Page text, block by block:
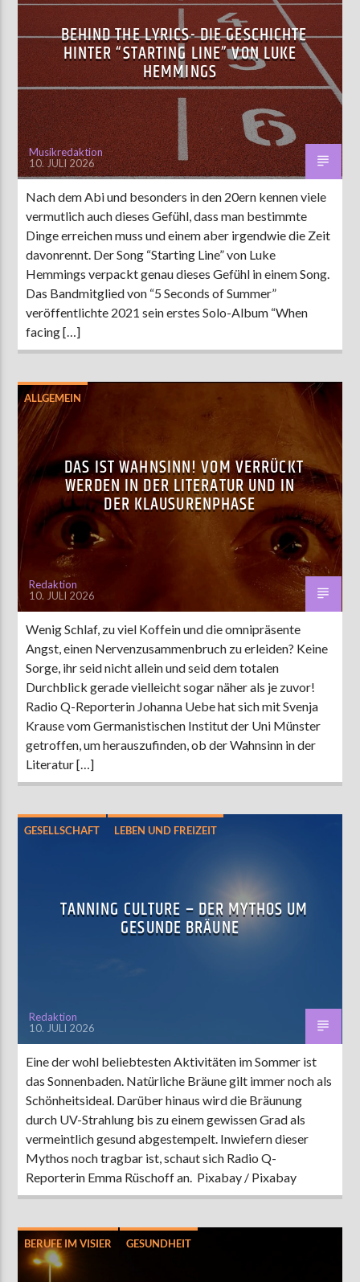
BEHIND THE LYRICS- DIE GESCHICHTE
HINTER “STARTING LINE” VON LUKE
HEMMINGS
Musikredaktion
10. JULI 2026
Nach dem Abi und besonders in den 20ern kennen viele
vermutlich auch dieses Gefühl, dass man bestimmte
Dinge erreichen muss und einem aber irgendwie die Zeit
davonrennt. Der Song “Starting Line” von Luke
Hemmings verpackt genau dieses Gefühl in einem Song.
Das Bandmitglied von “5 Seconds of Summer”
veröffentlichte 2021 sein erstes Solo-Album “When
facing […]
ALLGEMEIN
DAS IST WAHNSINN! VOM VERRÜCKT
WERDEN IN DER LITERATUR UND IN
DER KLAUSURENPHASE
Redaktion
10. JULI 2026
Wenig Schlaf, zu viel Koffein und die omnipräsente
Angst, einen Nervenzusammenbruch zu erleiden? Keine
Sorge, ihr seid nicht allein und seid dem totalen
Durchblick gerade vielleicht sogar näher als je zuvor!
Radio Q-Reporterin Johanna Uebe hat sich mit Svenja
Krause vom Germanistischen Institut der Uni Münster
getroffen, um herauszufinden, ob der Wahnsinn in der
Literatur […]
GESELLSCHAFT LEBEN UND FREIZEIT
TANNING CULTURE – DER MYTHOS UM
GESUNDE BRÄUNE
Redaktion
10. JULI 2026
Eine der wohl beliebtesten Aktivitäten im Sommer ist
das Sonnenbaden. Natürliche Bräune gilt immer noch als
Schönheitsideal. Darüber hinaus wird die Bräunung
durch UV-Strahlung bis zu einem gewissen Grad als
vermeintlich gesund abgestempelt. Inwiefern dieser
Mythos noch tragbar ist, schaut sich Radio Q-
Reporterin Emma Rüschoff an. Pixabay / Pixabay
BERUFE IM VISIER GESUNDHEIT
HIGHLIGHT